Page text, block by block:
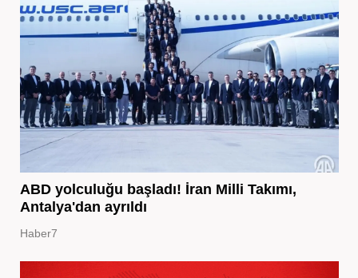
ABD yolculuğu başladı! İran Milli Takımı,
Antalya'dan ayrıldı
Haber7